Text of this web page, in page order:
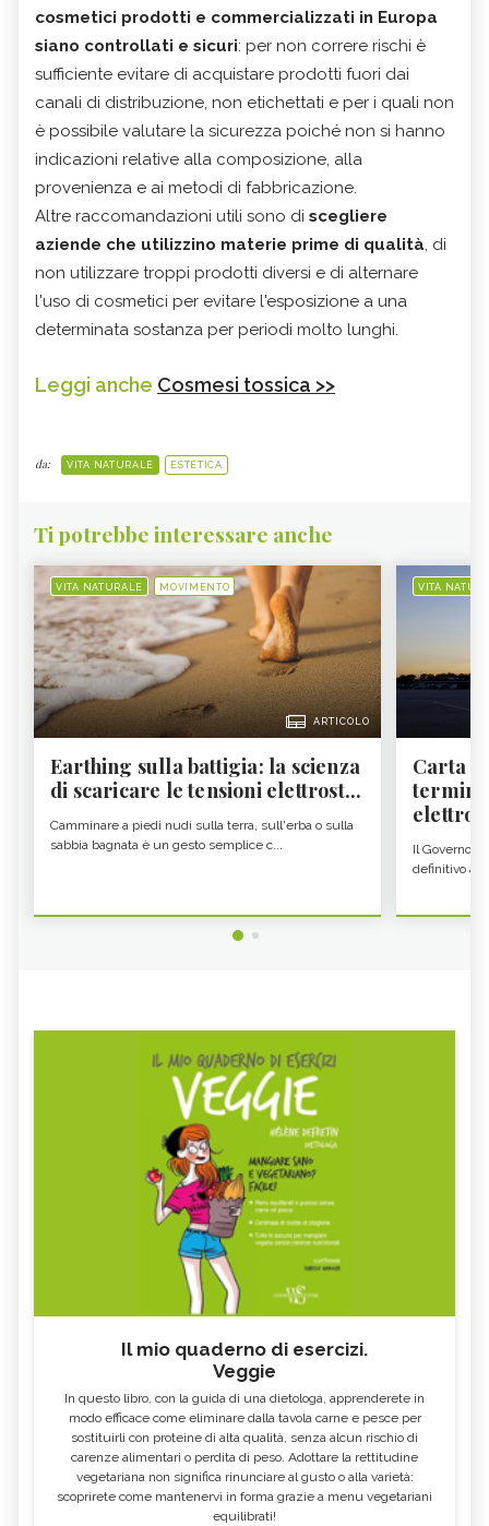
cosmetici prodotti e commercializzati in Europa
siano controllati e sicuri: per non correre rischi è
sufficiente evitare di acquistare prodotti fuori dai
canali di distribuzione, non etichettati e per i quali non
è possibile valutare la sicurezza poiché non si hanno
indicazioni relative alla composizione, alla
provenienza e ai metodi di fabbricazione.
Altre raccomandazioni utili sono di scegliere
aziende che utilizzino materie prime di qualità, di
non utilizzare troppi prodotti diversi e di alternare
l'uso di cosmetici per evitare l'esposizione a una
determinata sostanza per periodi molto lunghi.
Leggi anche Cosmesi tossica >>
da: VITA NATURALE ESTETICA
Ti potrebbe interessare anche
VITA NATURALE MOVIMENTO
ARTICOLO
Earthing sulla battigia: la scienza
di scaricare le tensioni elettrost...
Camminare a piedi nudi sulla terra, sull'erba o sulla
sabbia bagnata è un gesto semplice c...
VITA
Carta
Il Governo
definitivo
Il mio quaderno di esercizi.
Veggie
In questo libro, con la guida di una dietologa, apprenderete in
modo efficace come eliminare dalla tavola carne e pesce per
sostituirli con proteine di alta qualità, senza alcun rischio di
carenze alimentari o perdita di peso. Adottare la rettitudine
vegetariana non significa rinunciare al gusto o alla varietà:
scoprirete come mantenervi in forma grazie a menu vegetariani
equilibrati!